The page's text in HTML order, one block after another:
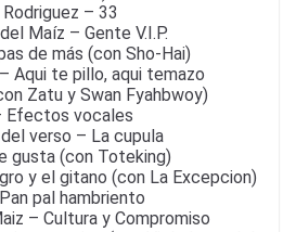
Rodriguez – 33
Maíz – Gente V.I.P.
de más (con Sho-Hai)
Aqui te pillo, aqui temazo
Zatu y Swan Fyahbwoy)
Efectos vocales
verso – La cupula
gusta (con Toteking)
y el gitano (con La Excepcion)
pal hambriento
– Cultura y Compromiso